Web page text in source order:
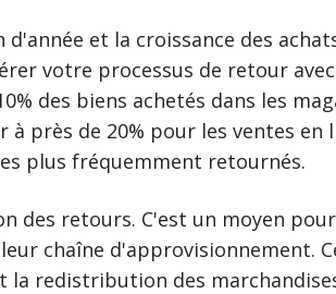
et la croissance des
votre processus de retour
des biens achetés dans les
près de 20% pour les ventes en
plus fréquemment retournés.
des retours. C'est un moyen
chaîne d'approvisionnement.
redistribution des